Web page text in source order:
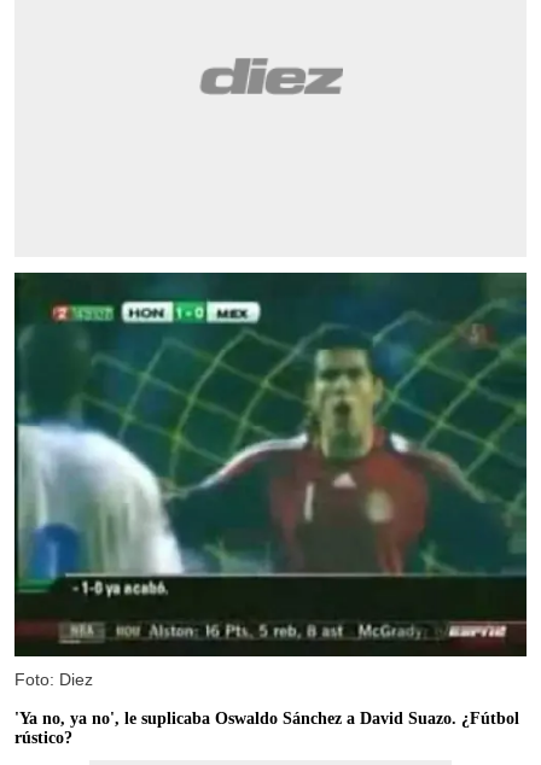
Foto: Diez
'Ya no, ya no', le suplicaba Oswaldo Sánchez a David Suazo. ¿Fútbol
rústico?